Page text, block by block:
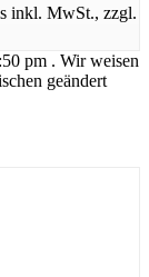
inkl. MwSt., zzgl.
pm . Wir weisen
geändert